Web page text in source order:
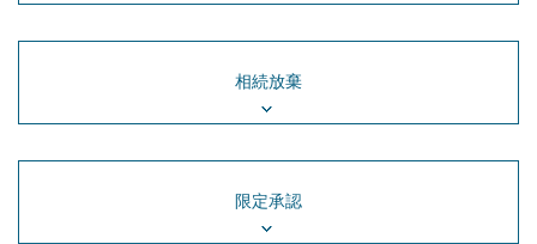
相続放棄
限定承認